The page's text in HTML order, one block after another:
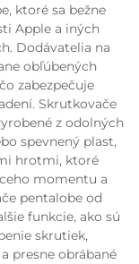
ktoré sa bežne
Apple a iných
Dodávatelia na
obľúbených
zabezpečuje
Skrutkovače
z odolných
spevnený plast,
hrotmi, ktoré
momentu a
pentalobe od
funkcie, ako sú
skrutiek,
presne obrábané